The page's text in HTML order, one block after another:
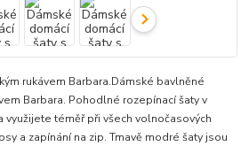
rukávem Barbara.Dámské bavlněné
Barbara. Pohodlné rozepínací šaty v
téměř při všech volnočasových
a zapínání na zip. Tmavě modré šaty jsou